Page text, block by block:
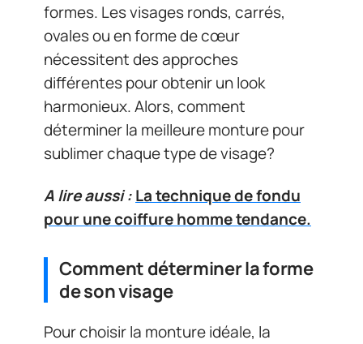
formes. Les visages ronds, carrés,
ovales ou en forme de cœur
nécessitent des approches
différentes pour obtenir un look
harmonieux. Alors, comment
déterminer la meilleure monture pour
sublimer chaque type de visage?
A lire aussi :La technique de fondu
pour une coiffure homme tendance.
Comment déterminer la forme
de son visage
Pour choisir la monture idéale, la